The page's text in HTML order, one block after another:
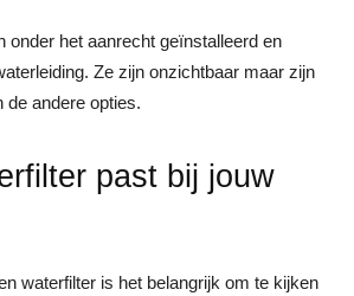
onder het aanrecht geïnstalleerd en
Ze zijn onzichtbaar maar zijn
de andere opties.
past bij jouw
waterfilter is het belangrijk om te kijken